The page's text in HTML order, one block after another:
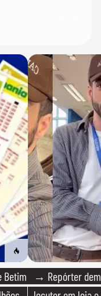
Betim
→ Repórter